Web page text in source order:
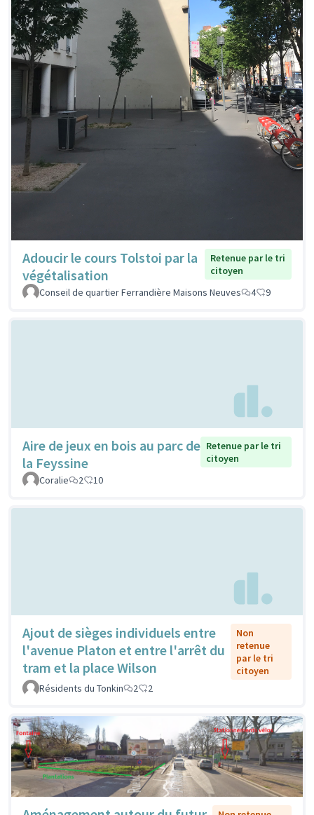
Adoucir le cours Tolstoi par la
végétalisation
Retenue par le tri
citoyen
Conseil de quartier Ferrandière Maisons Neuves
4 9
Aire de jeux en bois au parc de
la Feyssine
Retenue par le tri
citoyen
Coralie
2 10
Ajout de sièges individuels entre
l'avenue Platon et entre l'arrêt du
tram et la place Wilson
Non
retenue
par le tri
citoyen
Résidents du Tonkin
2 2